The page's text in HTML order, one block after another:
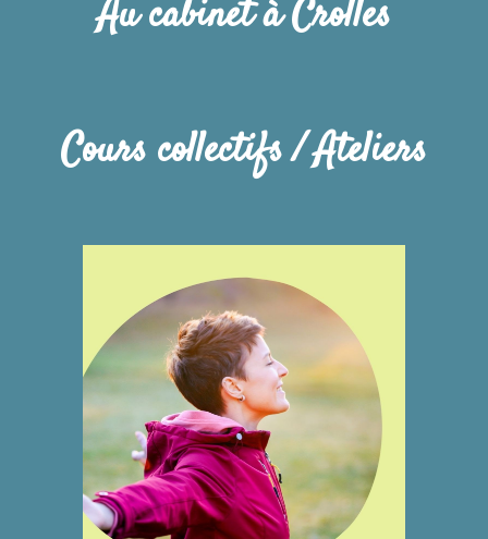
Au cabinet à Crolles
Cours collectifs / Ateliers